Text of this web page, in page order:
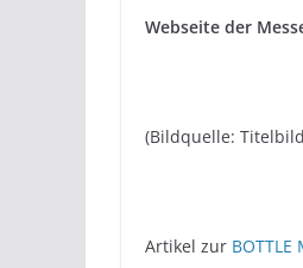
Webseite der
(Bildquelle:
Artikel zur BOTTLE